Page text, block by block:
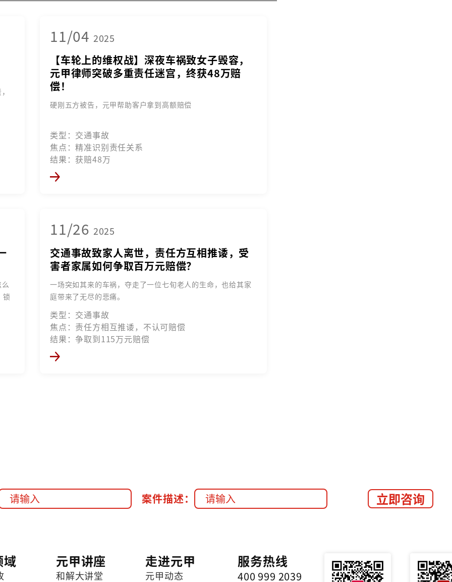
11/04 2025
【车轮上的维权战】深夜车祸致女子毁容，
元甲律师突破多重责任迷宫，终获48万赔
偿！
硬刚五方被告，元甲帮助客户拿到高额赔偿
类型：交通事故
焦点：精准识别责任关系
结果：获赔48万
锁
11/26 2025
交通事故致家人离世，责任方互相推诿，受
害者家属如何争取百万元赔偿？
一场突如其来的车祸，夺走了一位七旬老人的生命，也给其家
庭带来了无尽的悲痛。
类型：交通事故
焦点：责任方相互推诿，不认可赔偿
结果：争取到115万元赔偿
案件描述： 立即咨询
域 元甲讲座
和解大讲堂
走进元甲
元甲动态
服务热线
400 999 2039